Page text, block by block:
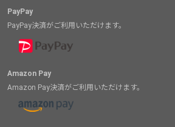
PayPay
PayPay決済がご利用いただけます。
Amazon Pay
Amazon Pay決済がご利用いただけます。